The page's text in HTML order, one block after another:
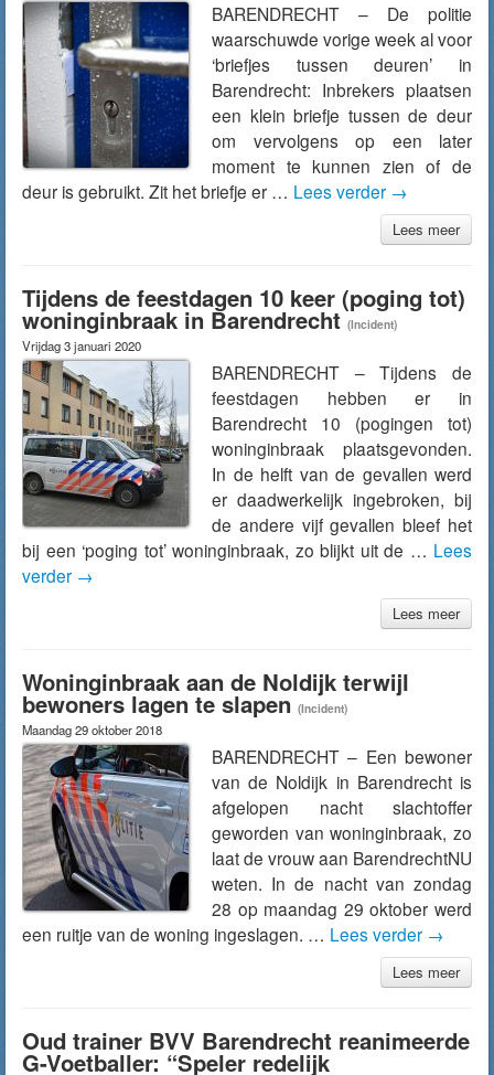
BARENDRECHT – De politie
waarschuwde vorige week al voor
‘briefjes tussen deuren’ in
Barendrecht: Inbrekers plaatsen
een klein briefje tussen de deur
om vervolgens op een later
moment te kunnen zien of de
deur is gebruikt. Zit het briefje er … Lees verder →
Lees meer
Tijdens de feestdagen 10 keer (poging tot)
woninginbraak in Barendrecht (Incident)
Vrijdag 3 januari 2020
BARENDRECHT – Tijdens de
feestdagen hebben er in
Barendrecht 10 (pogingen tot)
woninginbraak plaatsgevonden.
In de helft van de gevallen werd
er daadwerkelijk ingebroken, bij
de andere vijf gevallen bleef het
bij een ‘poging tot’ woninginbraak, zo blijkt uit de … Lees
verder →
Lees meer
Woninginbraak aan de Noldijk terwijl
bewoners lagen te slapen (Incident)
Maandag 29 oktober 2018
BARENDRECHT – Een bewoner
van de Noldijk in Barendrecht is
afgelopen nacht slachtoffer
geworden van woninginbraak, zo
laat de vrouw aan BarendrechtNU
weten. In de nacht van zondag
28 op maandag 29 oktober werd
een ruitje van de woning ingeslagen. … Lees verder →
Lees meer
Oud trainer BVV Barendrecht reanimeerde
G-Voetballer: “Speler redelijk